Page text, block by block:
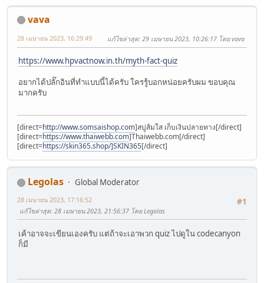
vava
28 เมษายน 2023, 16:29:49 แก้ไขล่าสุด: 29 เมษายน 2023, 10:26:17 โดย vava
https://www.hpvactnow.in.th/myth-fact-quiz
อยากได้ปลั๊กอินที่ทำแบบนี้ได้ครับ ใครรู้บอกหน่อยครับผม ขอบคุณ
มากครับ
[direct=http://www.somsaishop.com]สบู่ส้มใส เก็บเงินปลายทาง[/direct]
[direct=https://www.thaiwebb.com]Thaiwebb.com[/direct]
[direct=https://skin365.shop/]SKIN365[/direct]
Legolas
Global Moderator
#1
28 เมษายน 2023, 17:16:52
แก้ไขล่าสุด: 28 เมษายน 2023, 21:56:37 โดย Legolas
เค้าอาจจะเขียนเองครับ แต่ถ้าจะเอาพวก quiz ไปดูใน codecanyon
ก็มี